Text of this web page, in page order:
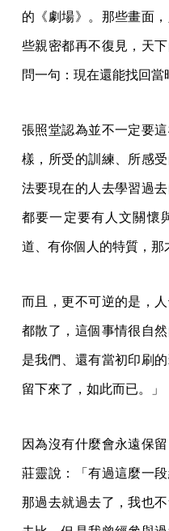
的《劇場》。那些畫面
些親密都再不復見，天
問一句：現在還能找回當
張照堂認為並不一定要
樣，所受的訓練、所感
法要現在的人去學習過
都要一定要有人文關懷
道、有你個人的特質，那
而且，更不可逆的是，
都散了，這個事情很自
是我們、還有當初印刷
留下來了，如此而已。」
因為沒有什麼會永遠保
莊靈說：「有過這麼一
那過去就過去了，我也